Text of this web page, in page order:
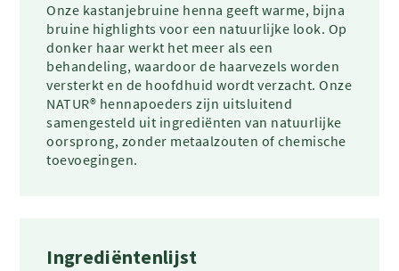
Onze kastanjebruine henna geeft warme, bijna
bruine highlights voor een natuurlijke look. Op
donker haar werkt het meer als een
behandeling, waardoor de haarvezels worden
versterkt en de hoofdhuid wordt verzacht. Onze
NATUR® hennapoeders zijn uitsluitend
samengesteld uit ingrediënten van natuurlijke
oorsprong, zonder metaalzouten of chemische
toevoegingen.
Ingrediëntenlijst